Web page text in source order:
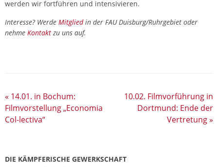
werden wir fortführen und intensivieren.
Interesse? Werde Mitgliedin der FAU Duisburg/Ruhrgebiet oder
nehme Kontakt zu uns auf.
« 14.01. in Bochum:
Filmvorstellung „Economia
Col-lectiva“
10.02. Filmvorführung in
Dortmund: Ende der
Vertretung»
DIE KÄMPFERISCHE GEWERKSCHAFT